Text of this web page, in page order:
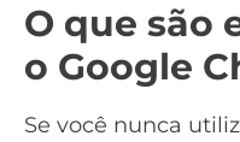
O que são
o Google
Se você nunca